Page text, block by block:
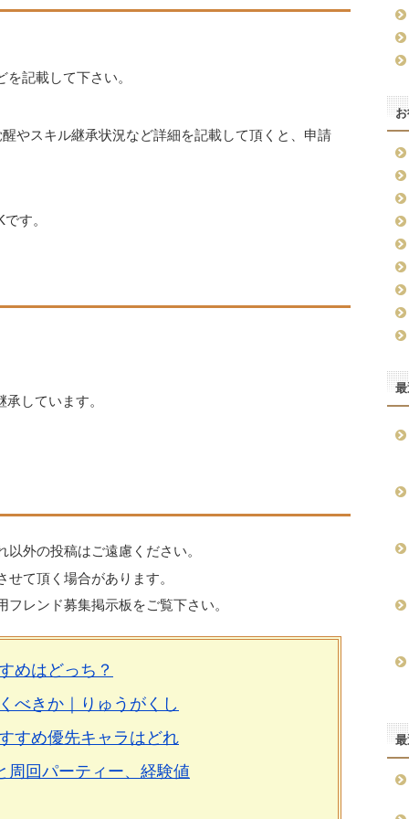
記載して下さい。
やスキル継承状況など詳細を記載して頂くと、申請
す。
しています。
外の投稿はご遠慮ください。
て頂く場合があります。
レンド募集掲示板をご覧下さい。
めはどっち？
べきか｜りゅうがくし
すめ優先キャラはどれ
周回パーティー、経験値